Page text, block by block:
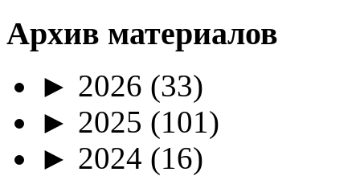
Архив материалов
► 2026 (33)
► 2025 (101)
► 2024 (16)